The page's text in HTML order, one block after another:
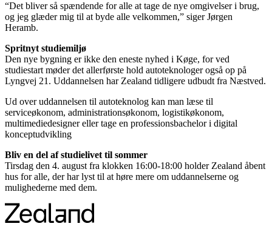
“Det bliver så spændende for alle at tage de nye omgivelser i brug,
og jeg glæder mig til at byde alle velkommen,” siger Jørgen
Heramb.
Spritnyt studiemiljø
Den nye bygning er ikke den eneste nyhed i Køge, for ved
studiestart møder det allerførste hold autoteknologer også op på
Lyngvej 21. Uddannelsen har Zealand tidligere udbudt fra Næstved.
Ud over uddannelsen til autoteknolog kan man læse til
serviceøkonom, administrationsøkonom, logistikøkonom,
multimediedesigner eller tage en professionsbachelor i digital
konceptudvikling
Bliv en del af studielivet til sommer
Tirsdag den 4. august fra klokken 16:00-18:00 holder Zealand åbent
hus for alle, der har lyst til at høre mere om uddannelserne og
mulighederne med dem.